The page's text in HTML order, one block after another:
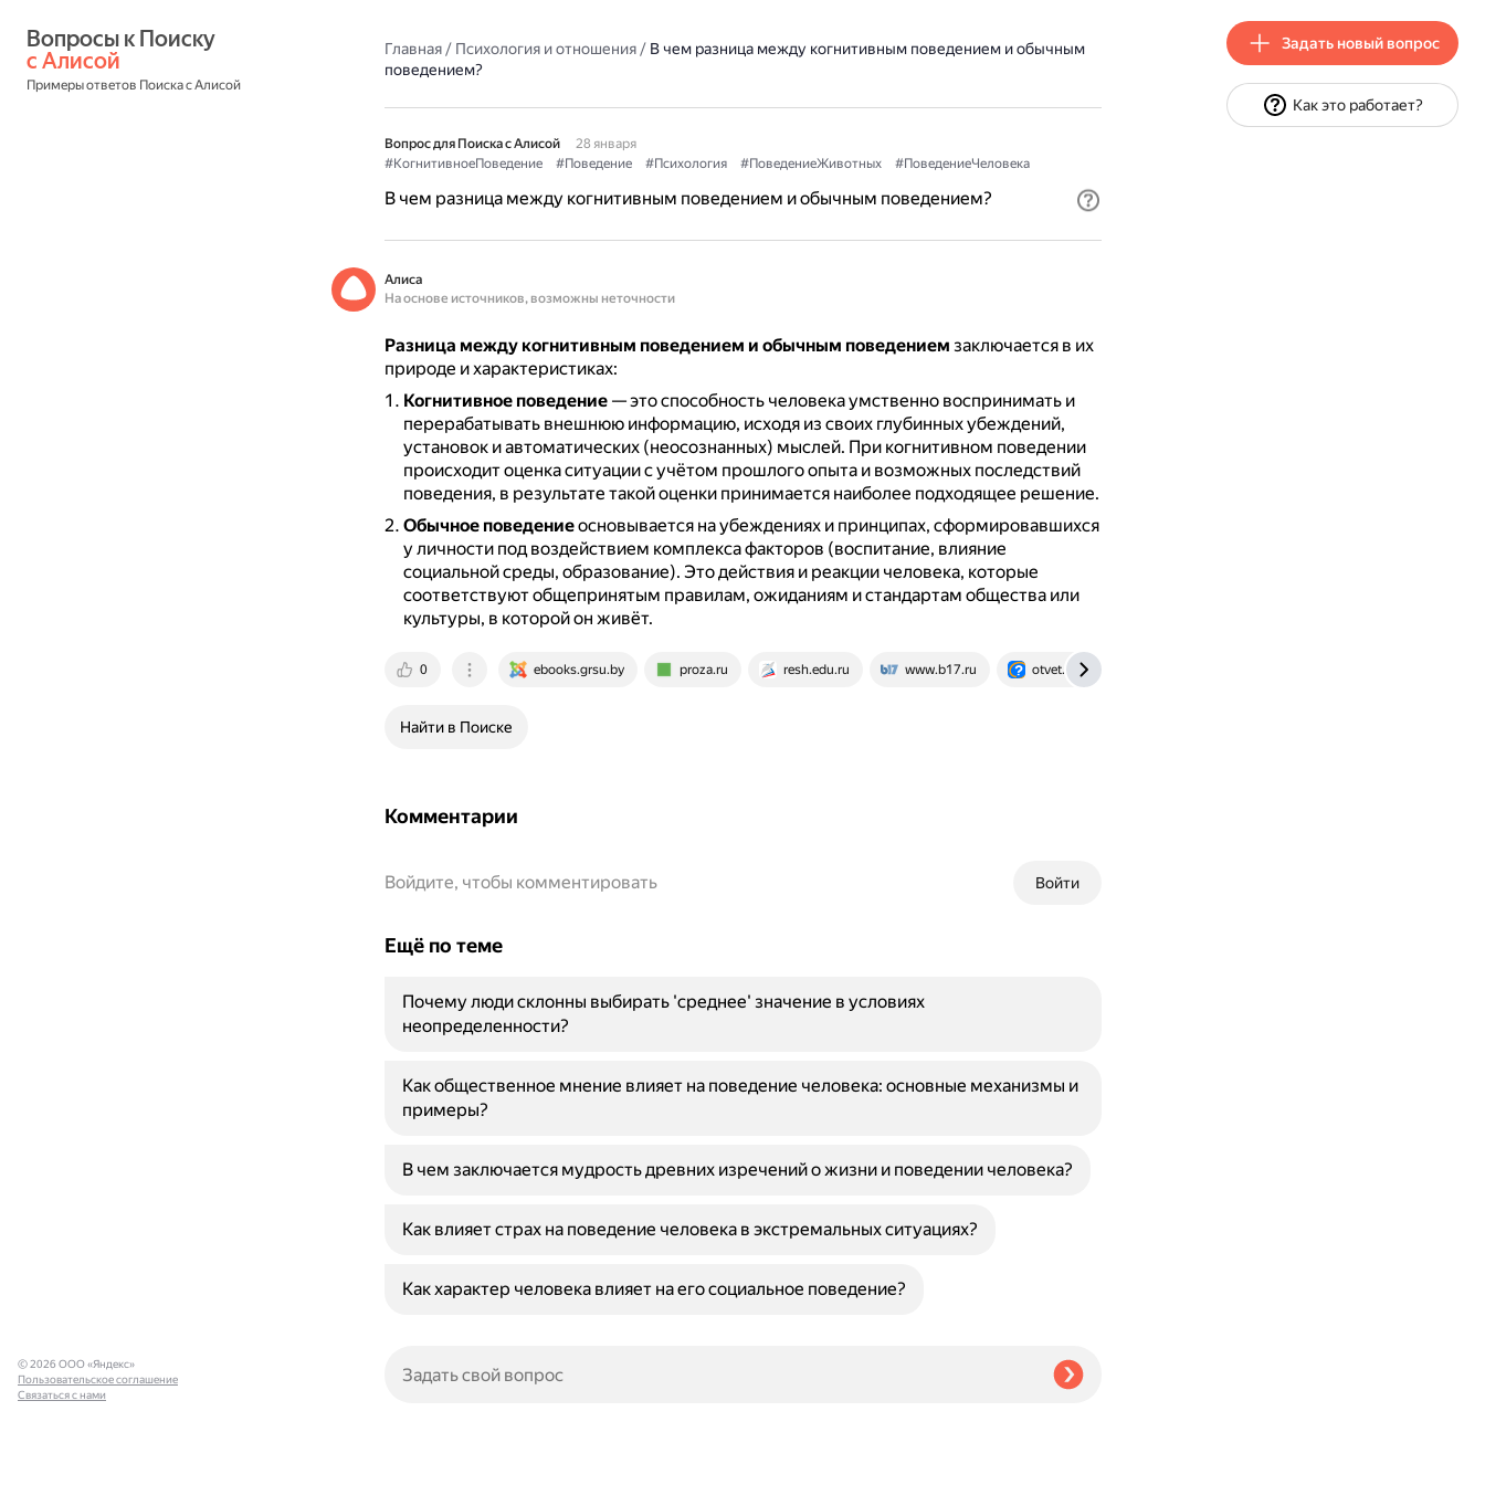
с Алисой
Примеры ответов Поиска с Алисой
Главная/ Психология и отношения/ В чем разница между когнитивным поведением и обычным
поведением?
Вопрос для Поиска с Алисой
28 января
#КогнитивноеПоведение
#Поведение #Психология #ПоведениеЖивотных #ПоведениеЧеловека
В чем разница между когнитивным поведением и обычным поведением?
Алиса
На основе источников, возможны неточности
Разница между когнитивным поведением и обычным поведением заключается в их
природе и характеристиках:
Когнитивное поведение— это способность человека умственно воспринимать и
перерабатывать внешнюю информацию, исходя из своих глубинных убеждений,
установок и автоматических (неосознанных) мыслей. При когнитивном поведении
происходит оценка ситуации с учётом прошлого опыта и возможных последствий
поведения, в результате такой оценки принимается наиболее подходящее решение.
Обычное поведениеосновывается на убеждениях и принципах, сформировавшихся
у личности под воздействием комплекса факторов (воспитание, влияние
социальной среды, образование). Это действия и реакции человека, которые
соответствуют общепринятым правилам, ожиданиям и стандартам общества или
культуры, в которой он живёт.
0 ebooks.grsu.by proza.ru resh.edu.ru www.b17.ru otvet.mail.ru
Найти в Поиске
Комментарии
Войти
Войдите, чтобы комментировать
Ещё по теме
Почему люди склонны выбирать 'среднее' значение в условиях
неопределенности?
Как общественное мнение влияет на поведение человека: основные механизмы и
примеры?
В чем заключается мудрость древних изречений о жизни и поведении человека?
Как влияет страх на поведение человека в экстремальных ситуациях?
Как характер человека влияет на его социальное поведение?
© 2026 ООО «Яндекс»
Пользовательское соглашение
Связаться с нами
Задать новый вопрос
Как это работает?